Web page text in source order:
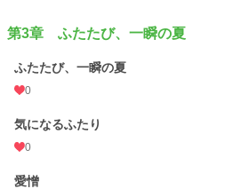
第3章 ふたたび、一瞬の夏
ふたたび、一瞬の夏
0
気になるふたり
0
愛憎